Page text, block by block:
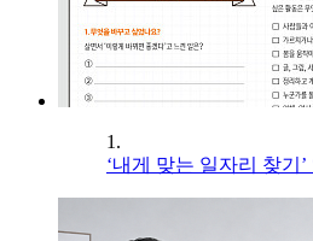
1.
‘내게 맞는 일자리 찾기